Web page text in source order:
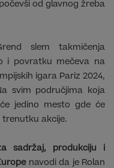
od glavnog žreba
slem takmičenja
i povratku mečeva na
igara Pariz 2024,
svim područjima koja
jedino mesto gde će
trenutku akcije.
sadržaj, produkciju i
navodi da je Rolan